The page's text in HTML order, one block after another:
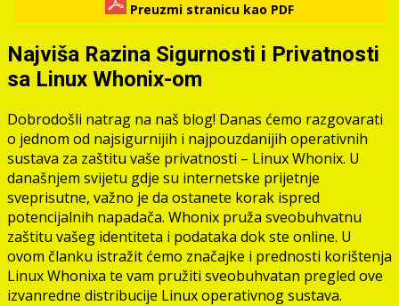
Preuzmi stranicu kao PDF
Najviša Razina Sigurnosti i Privatnosti
sa Linux Whonix-om
Dobrodošli natrag na naš blog! Danas ćemo razgovarati
o jednom od najsigurnijih i najpouzdanijih operativnih
sustava za zaštitu vaše privatnosti – Linux Whonix. U
današnjem svijetu gdje su internetske prijetnje
sveprisutne, važno je da ostanete korak ispred
potencijalnih napadača. Whonix pruža sveobuhvatnu
zaštitu vašeg identiteta i podataka dok ste online. U
ovom članku istražit ćemo značajke i prednosti korištenja
Linux Whonixa te vam pružiti sveobuhvatan pregled ove
izvanredne distribucije Linux operativnog sustava.